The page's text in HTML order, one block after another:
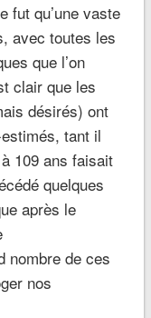
fut qu’une vaste
avec toutes les
que l’on
clair que les
désirés) ont
tant il
109 ans faisait
quelques
après le
nombre de ces
nos